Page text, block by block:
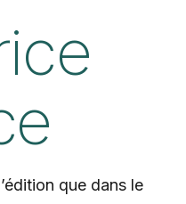
que dans le